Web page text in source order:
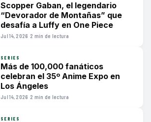
Scopper Gaban, el legendario
“Devorador de Montañas” que
desafía a Luffy en One Piece
Jul 14, 2026 ·2 min de lectura
SERIES
Más de 100,000 fanáticos
celebran el 35º Anime Expo en
Los Ángeles
Jul 14, 2026 ·2 min de lectura
SERIES